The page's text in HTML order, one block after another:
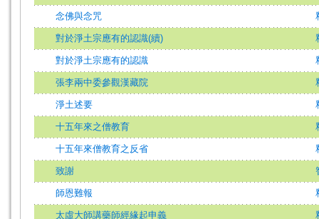
念佛與念咒
對於淨土宗應有的認識(續)
對於淨土宗應有的認識
張李兩中委參觀漢藏院
淨土述要
十五年來之僧教育
十五年來僧教育之反省
致謝
師恩難報
太虛大師講藥師經緣起申義